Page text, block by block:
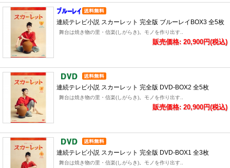
連続テレビ小説 スカーレット 完全版 ブルーレイBOX3 全5枚
舞台は焼き物の里・信楽(しがらき)。モノを作り出す..
販売価格: 20,900円(税込)
連続テレビ小説 スカーレット 完全版 DVD-BOX2 全5枚
舞台は焼き物の里・信楽(しがらき)。モノを作り出す..
販売価格: 20,900円(税込)
連続テレビ小説 スカーレット 完全版 DVD-BOX1 全3枚
舞台は焼き物の里・信楽(しがらき)。モノを作り出す..